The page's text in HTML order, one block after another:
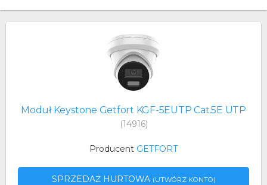
Moduł Keystone Getfort KGF-5EUTP Cat.5E UTP
(14916)
Producent GETFORT
SPRZEDAŻ HURTOWA (UTWÓRZ KONTO)